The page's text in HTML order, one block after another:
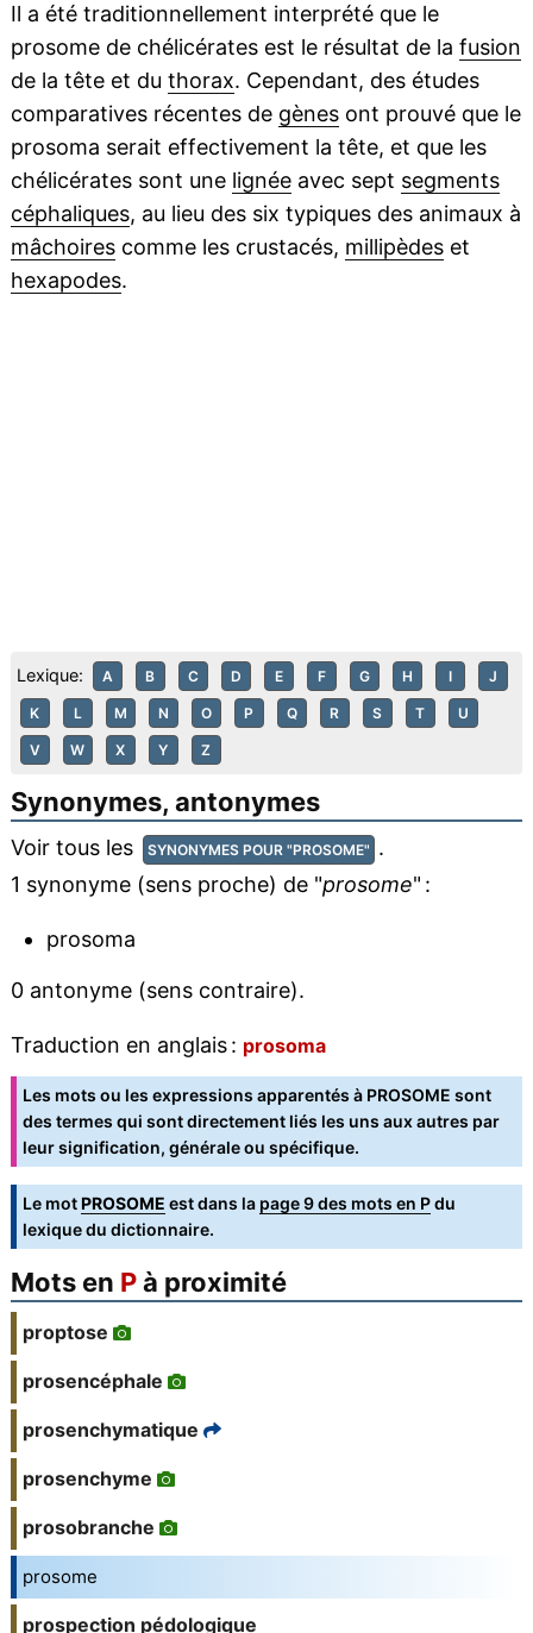
Il a été traditionnellement interprété que le
prosome de chélicérates est le résultat de la fusion
de la tête et du thorax. Cependant, des études
comparatives récentes de gènesont prouvé que le
prosoma serait effectivement la tête, et que les
chélicérates sont une lignéeavec sept segments
céphaliques, au lieu des six typiques des animaux à
mâchoirescomme les crustacés, millipèdeset
hexapodes.
Lexique: A B C D E F G H I J
K L M N O P Q R S T U
V W X Y Z
Synonymes, antonymes
Voir tous les SYNONYMES POUR "PROSOME" .
1 synonyme (sens proche) de "prosome" :
prosoma
0 antonyme (sens contraire).
Traduction en anglais : prosoma
Les mots ou les expressions apparentés à PROSOME sont
des termes qui sont directement liés les uns aux autres par
leur signification, générale ou spécifique.
Le motPROSOME est dans la page 9 des mots en Pdu
lexique du dictionnaire.
Mots en Pà proximité
proptose
prosencéphale
prosenchymatique
prosenchyme
prosobranche
prosome
prospection pédologique